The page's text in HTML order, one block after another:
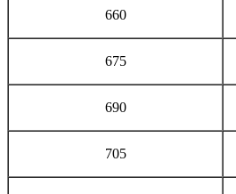
660
675
690
705